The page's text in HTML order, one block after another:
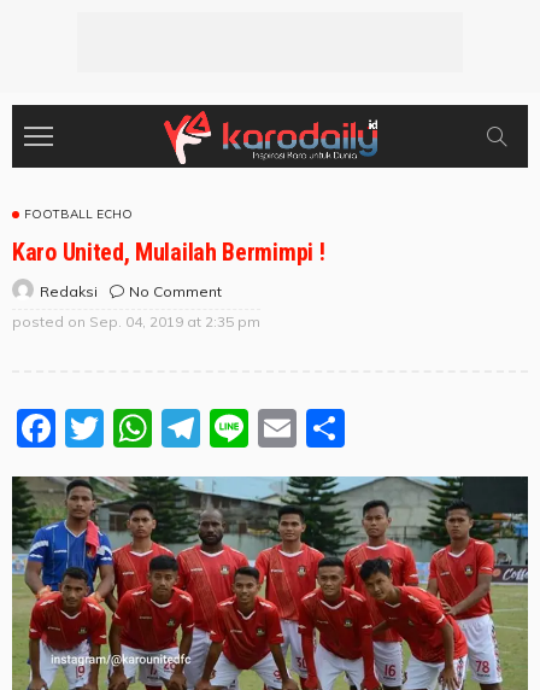
FOOTBALL ECHO
Karo United, Mulailah Bermimpi !
Redaksi
No Comment
posted on Sep. 04, 2019 at 2:35 pm
Facebook
Twitter
WhatsApp
Telegram
LineEmail